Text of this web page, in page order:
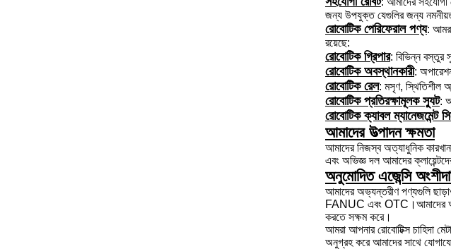
জন্য উপযুক্ত যেগুলির জন্য
রোবোটিক পেরিফেরাল পণ্য:
রয়েছে:
রোবোটিক গ্রিপার: বিভিন্ন বস্তুর
রোবোটিক অবস্থানকারী:
রোবোটিক রেল: মসৃণ, স্থিতিশীল
রোবোটিক প্রতিরক্ষামূলক স্যুট:
রোবোটিক ক্যাবল ম্যানেজমেন্ট
আমাদের উত্পাদন ক্ষমতা
আমাদের নিজস্ব অত্যাধুনিক
এবং অভিজ্ঞ দল আমাদের
অনুমোদিত এজেন্সি
আমাদের অভ্যন্তরীণ পণ্যগুলি
FANUC এবং OTC।আমাদের
করতে সক্ষম করে।
আমরা আপনার রোবোটিক্স চাহিদা
অনুগ্রহ করে আমাদের সাথে